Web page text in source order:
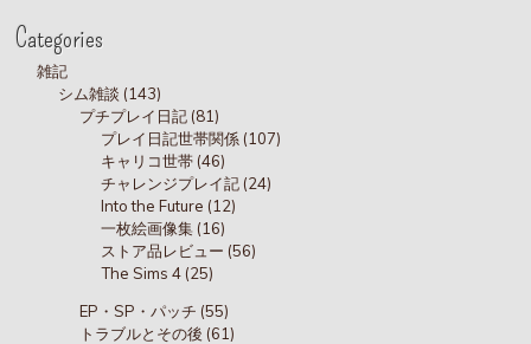
Categories
雑記
シム雑談 (143)
プチプレイ日記 (81)
プレイ日記世帯関係 (107)
キャリコ世帯 (46)
チャレンジプレイ記 (24)
Into the Future (12)
一枚絵画像集 (16)
ストア品レビュー (56)
The Sims 4 (25)
EP・SP・パッチ (55)
トラブルとその後 (61)